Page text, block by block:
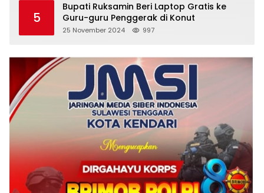
5
Bupati Ruksamin Beri Laptop Gratis ke
Guru-guru Penggerak di Konut
25 November 2024 997